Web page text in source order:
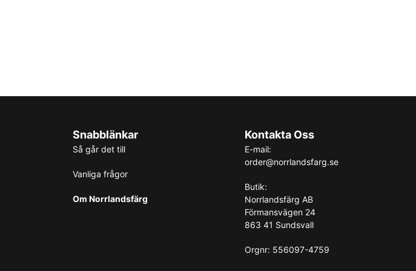
Snabblänkar
Så går det till
Vanliga frågor
Om Norrlandsfärg
Kontakta Oss
E-mail:
order@norrlandsfarg.se
Butik:
Norrlandsfärg AB
Förmansvägen 24
863 41 Sundsvall
Orgnr: 556097-4759